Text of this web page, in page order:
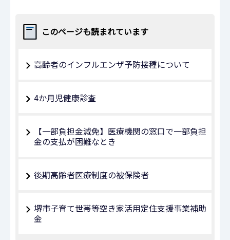
このページも読まれています
高齢者のインフルエンザ予防接種について
4か月児健康診査
【一部負担金減免】医療機関の窓口で一部負担
金の支払が困難なとき
後期高齢者医療制度の被保険者
堺市子育て世帯等空き家活用定住支援事業補助
金